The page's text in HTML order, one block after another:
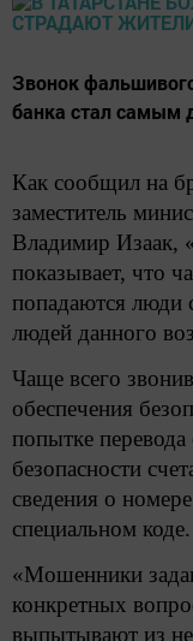
Звонок
банка стал самым
Как сообщил на
заместитель
Владимир Изаак,
показывает, что
попадаются люди
людей данного
Чаще всего
обеспечения
попытке перевода
безопасности
сведения о
специальном коде.
«Мошенники
конкретных
выпытывают из